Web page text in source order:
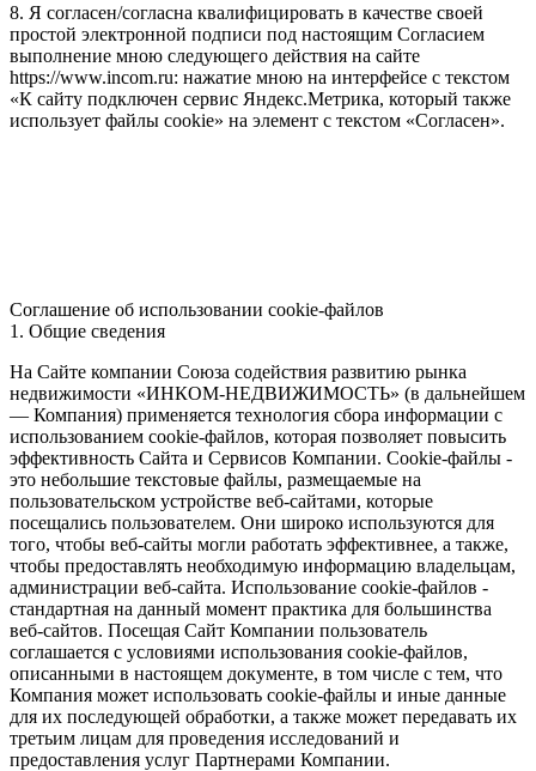
8. Я согласен/согласна квалифицировать в качестве своей
простой электронной подписи под настоящим Согласием
выполнение мною следующего действия на сайте
https://www.incom.ru: нажатие мною на интерфейсе с текстом
«К сайту подключен сервис Яндекс.Метрика, который также
использует файлы cookie» на элемент с текстом «Согласен».
Соглашение об использовании cookie-файлов
1. Общие сведения
На Сайте компании Союза содействия развитию рынка
недвижимости «ИНКОМ-НЕДВИЖИМОСТЬ» (в дальнейшем
— Компания) применяется технология сбора информации с
использованием cookie-файлов, которая позволяет повысить
эффективность Сайта и Сервисов Компании. Сookie-файлы -
это небольшие текстовые файлы, размещаемые на
пользовательском устройстве веб-сайтами, которые
посещались пользователем. Они широко используются для
того, чтобы веб-сайты могли работать эффективнее, а также,
чтобы предоставлять необходимую информацию владельцам,
администрации веб-сайта. Использование cookie-файлов -
стандартная на данный момент практика для большинства
веб-сайтов. Посещая Сайт Компании пользователь
соглашается с условиями использования cookie-файлов,
описанными в настоящем документе, в том числе с тем, что
Компания может использовать cookie-файлы и иные данные
для их последующей обработки, а также может передавать их
третьим лицам для проведения исследований и
предоставления услуг Партнерами Компании.